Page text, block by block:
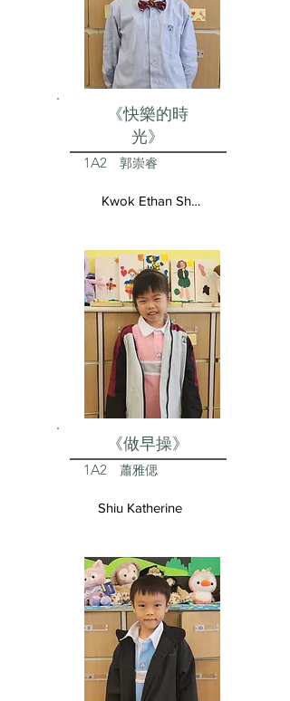
《快樂的時
光》
1A2 郭崇睿
Kwok Ethan Shun Yui
《做早操》
1A2 蕭雅偲
Shiu Katherine